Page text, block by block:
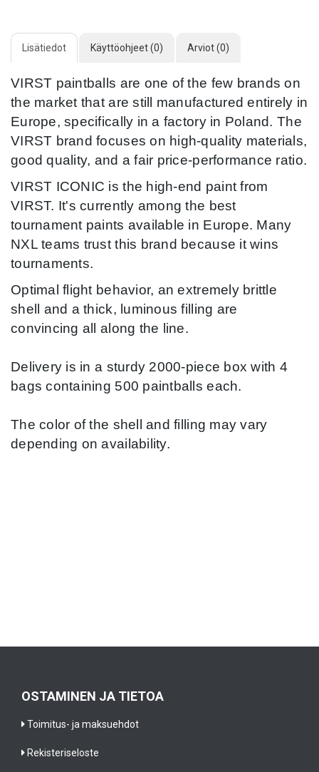
Lisätiedot Käyttöohjeet (0) Arviot (0)
VIRST paintballs are one of the few brands on
the market that are still manufactured entirely in
Europe, specifically in a factory in Poland. The
VIRST brand focuses on high-quality materials,
good quality, and a fair price-performance ratio.
VIRST ICONIC is the high-end paint from
VIRST. It's currently among the best
tournament paints available in Europe. Many
NXL teams trust this brand because it wins
tournaments.
Optimal flight behavior, an extremely brittle
shell and a thick, luminous filling are
convincing all along the line.
Delivery is in a sturdy 2000-piece box with 4
bags containing 500 paintballs each.
The color of the shell and filling may vary
depending on availability.
OSTAMINEN JA TIETOA
Toimitus- ja maksuehdot
Rekisteriseloste